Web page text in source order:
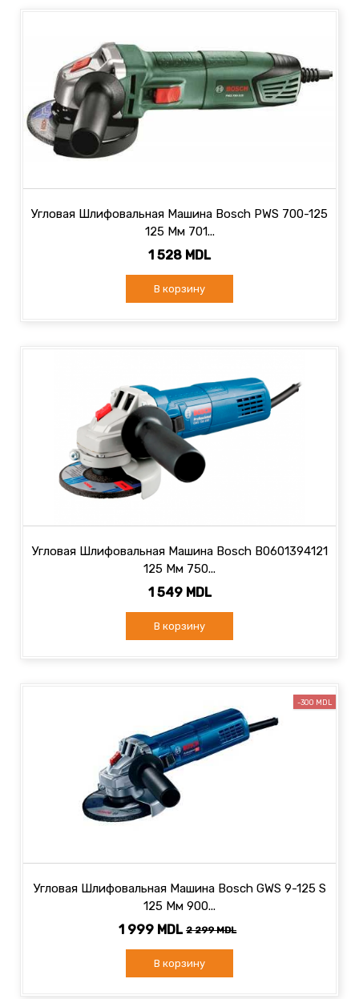
Угловая Шлифовальная Машина Bosch PWS 700-125
125 Мм 701...
1 528 MDL
В корзину
Угловая Шлифовальная Машина Bosch B0601394121
125 Мм 750...
1 549 MDL
В корзину
-300 MDL
Угловая Шлифовальная Машина Bosch GWS 9-125 S
125 Мм 900...
1 999 MDL 2 299 MDL
В корзину